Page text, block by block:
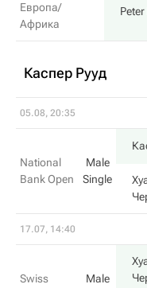
Европа/
Африка
Каспер Рууд
05.08, 20:35
National
Bank Open
Male
Single
17.07, 14:40
Swiss
Male